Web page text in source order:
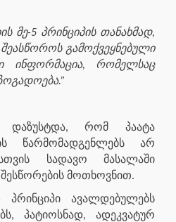
მე-5 პრინციპის თანახმად,
გამოქვეყნებული
ინფორმაცია, რომელსაც
დაზუსტდა, რომ პაატა
წარმომადგენლებს არ
სთვის სადავო მასალაში
მოთხოვნით.
პრინციპი ავალდებულებს
პატიოსნად, ადეკვატურ